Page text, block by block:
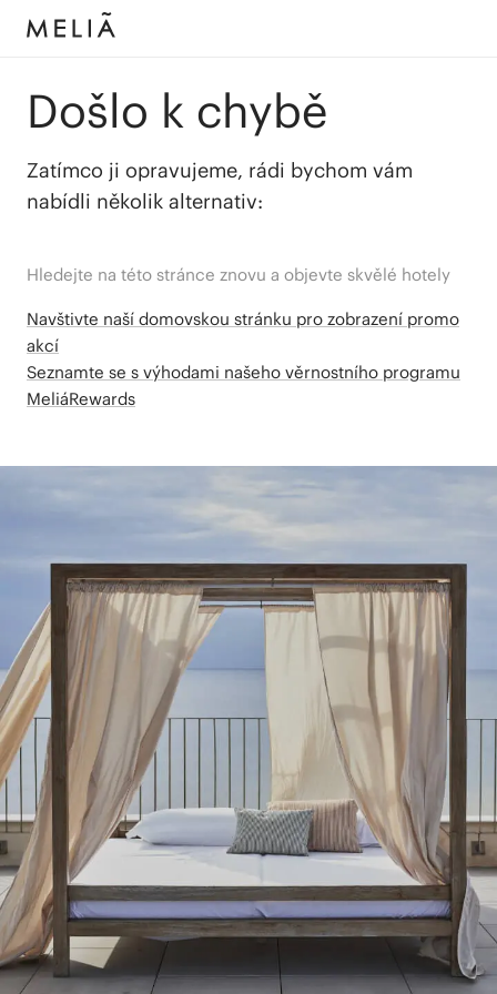
Došlo k chybě
Zatímco ji opravujeme, rádi bychom vám
nabídli několik alternativ:
Hledejte na této stránce znovu a objevte skvělé hotely
Navštivte naší domovskou stránku pro zobrazení promo
akcí
Seznamte se s výhodami našeho věrnostního programu
MeliáRewards